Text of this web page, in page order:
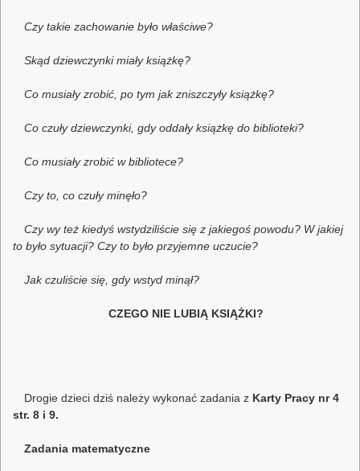
Czy takie zachowanie było właściwe?
Skąd dziewczynki miały książkę?
Co musiały zrobić , po tym jak zniszczyły książkę?
Co czuły dziewczynki, gdy oddały książkę do biblioteki?
Co musiały zrobić w bibliotece?
Czy to, co czuły minęło?
Czy wy też kiedyś wstydziliście się z jakiegoś powodu? W jakiej
to było sytuacji? Czy to było przyjemne uczucie?
Jak czuliście się, gdy wstyd minął?
CZEGO NIE LUBIĄ KSIĄŻKI?
Drogie dzieci dziś należy wykonać zadania z Karty Pracy nr 4
str. 8 i 9.
Zadania matematyczne